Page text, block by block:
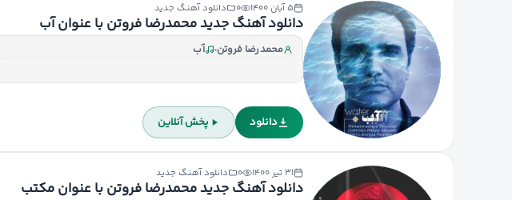
۵ آبان ۱۴۰۰ ۰ دانلود آهنگ جدید
دانلود آهنگ جدید محمدرضا فروتن با عنوان آب
محمدرضا فروتن آب
دانلود پخش آنلاین
۳۱ تیر ۱۴۰۰ ۰ دانلود آهنگ جدید
دانلود آهنگ جدید محمدرضا فروتن با عنوان مکتب